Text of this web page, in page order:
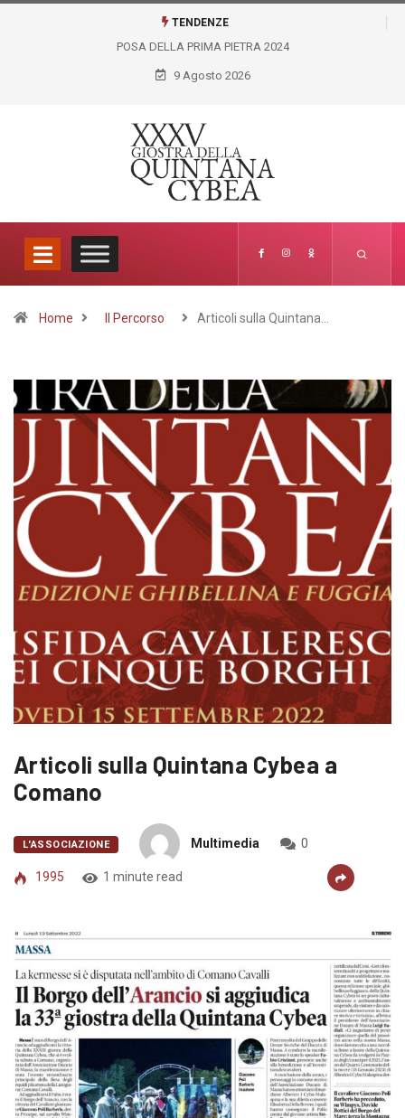
TENDENZE
POSA DELLA PRIMA PIETRA 2024
GIOSTRA VIRTUALE LICEO
ARTISTICO FELICE PALMA
9 Agosto 2026
Home Il Percorso Articoli sulla Quintana…
Articoli sulla Quintana Cybea a
Comano
L'ASSOCIAZIONE Multimedia 0
1995 1 minute read